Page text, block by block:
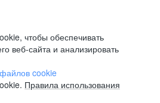
чтобы обеспечивать
веб-сайта и анализировать
cookie
Правила использования